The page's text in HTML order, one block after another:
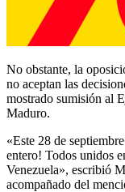
No obstante, la
no aceptan las
mostrado sumisión al
Maduro.
«Este 28 de
entero! Todos unidos
Venezuela», escribió
acompañado del